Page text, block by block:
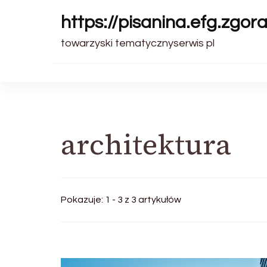
https://
towarzyski tematycznyserwis pl
architektura
Pokazuje: 1 - 3 z 3 artykułów